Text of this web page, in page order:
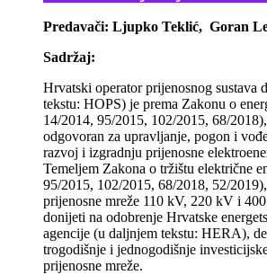
Predavači: Ljupko Teklić, Goran
Sadržaj:
Hrvatski operator prijenosnog sustava
tekstu: HOPS) je prema Zakonu o
14/2014, 95/2015, 102/2015, 68/
odgovoran za upravljanje, pogon i
razvoj i izgradnju prijenosne
Temeljem Zakona o tržištu električne
95/2015, 102/2015, 68/2018, 52/
prijenosne mreže 110 kV, 220 kV i
donijeti na odobrenje Hrvatske
agencije (u daljnjem tekstu: HERA),
trogodišnje i jednogodišnje
prijenosne mreže.